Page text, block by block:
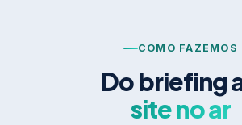
COMO FAZEMOS
Do briefing
site no ar